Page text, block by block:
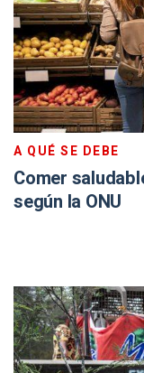
A QUÉ SE DEBE
Comer
según la ONU